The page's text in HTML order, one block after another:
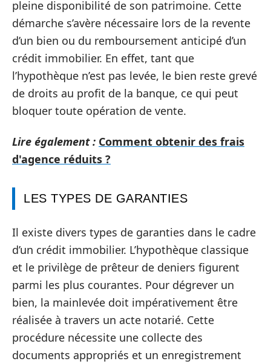
pleine disponibilité de son patrimoine. Cette
démarche s’avère nécessaire lors de la revente
d’un bien ou du remboursement anticipé d’un
crédit immobilier. En effet, tant que
l’hypothèque n’est pas levée, le bien reste grevé
de droits au profit de la banque, ce qui peut
bloquer toute opération de vente.
Lire également : Comment obtenir des frais
d'agence réduits ?
LES TYPES DE GARANTIES
Il existe divers types de garanties dans le cadre
d’un crédit immobilier. L’hypothèque classique
et le privilège de prêteur de deniers figurent
parmi les plus courantes. Pour dégrever un
bien, la mainlevée doit impérativement être
réalisée à travers un acte notarié. Cette
procédure nécessite une collecte des
documents appropriés et un enregistrement